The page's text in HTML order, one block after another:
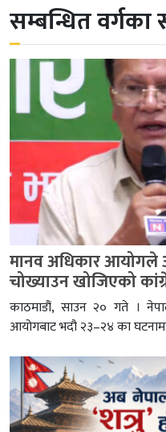
सम्बन्धित
मानव अधिकार आयोगले
चोख्याउन खोजिएको
काठमाडौं, साउन २० गते ।
आयोगबाट भदौ २३–२४ का